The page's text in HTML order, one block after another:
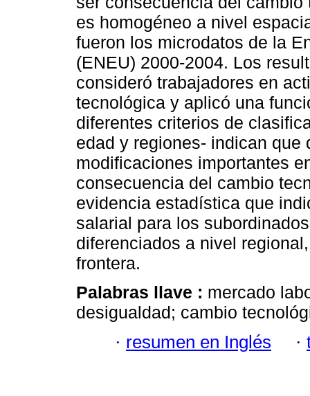
es homogéneo a nivel
fueron los microdatos de la
(ENEU) 2000-2004. Los
consideró trabajadores en
tecnológica y aplicó una
diferentes criterios de
edad y regiones- indican que
modificaciones importantes
consecuencia del cambio
evidencia estadística que
salarial para los
diferenciados a nivel
frontera.
Palabras llave : mercado
desigualdad; cambio
· resumen en Inglés ·